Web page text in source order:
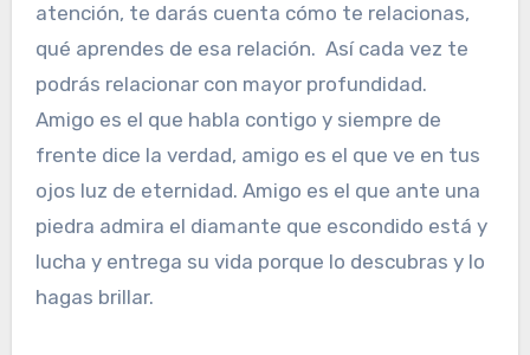
atención, te darás cuenta cómo te relacionas,
qué aprendes de esa relación. Así cada vez te
podrás relacionar con mayor profundidad.
Amigo es el que habla contigo y siempre de
frente dice la verdad, amigo es el que ve en tus
ojos luz de eternidad. Amigo es el que ante una
piedra admira el diamante que escondido está y
lucha y entrega su vida porque lo descubras y lo
hagas brillar.